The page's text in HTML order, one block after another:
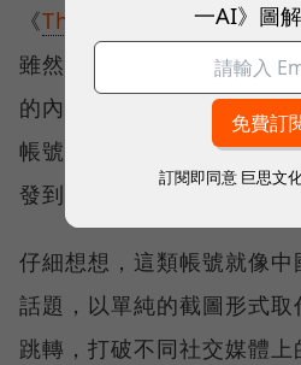
《The Verge
》曾在一篇
雖然都不愛上Twitter和
的內容曝光率依舊很高。
帳號會在這兩個平台上截
發到Instagram的帳號上。
仔細想想，這類帳號就像
話題，以單純的截圖形式
跳轉，打破不同社交媒體上
一AI》圖
訂閱即同意 巨思文